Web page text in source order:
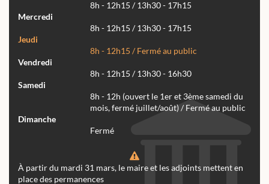
8h - 12h15 / 13h30 - 17h15
Mercredi
8h - 12h15 / 13h30 - 17h15
Jeudi
8h - 12h15 / Fermé au public
Vendredi
8h - 12h15 / 13h30 - 16h30
Samedi
8h - 12h (ouvert le 1er et 3ème samedi du
mois, fermé juillet/août) / Fermé au public
Dimanche
Fermé
À partir du mardi 31 mars, le maire et les adjoints mettent en
place des permanences